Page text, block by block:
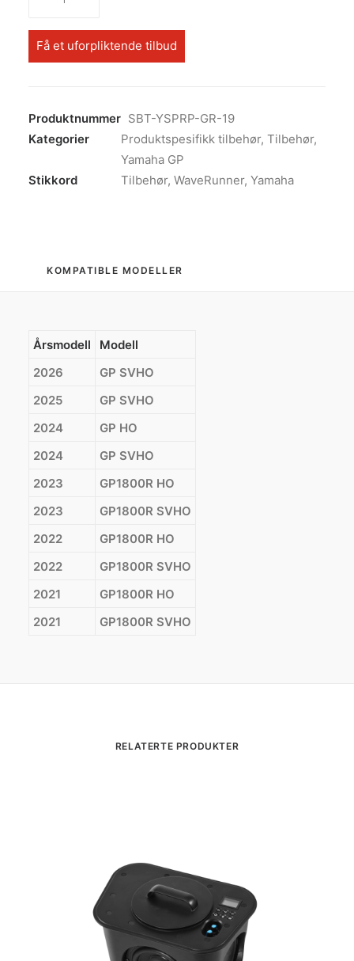
Rope,
7m
Få et uforpliktende tilbud
Produktnummer SBT-YSPRP-GR-19
Kategorier
Produktspesifikk tilbehør, Tilbehør,
Yamaha GP
Stikkord
Tilbehør, WaveRunner, Yamaha
KOMPATIBLE MODELLER
Årsmodell
Modell
2026
GP SVHO
2025
GP SVHO
2024
GP HO
2024
GP SVHO
2023
GP1800R HO
2023
GP1800R SVHO
2022
GP1800R HO
2022
GP1800R SVHO
2021
GP1800R HO
2021
GP1800R SVHO
RELATERTE PRODUKTER